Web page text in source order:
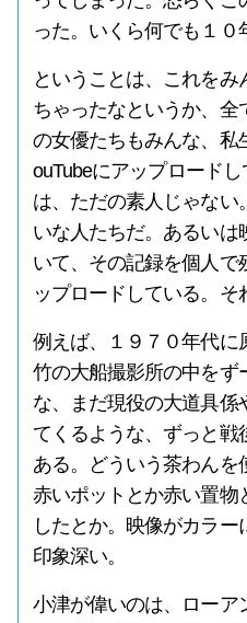
った。いくら何でも１０
ということは、これを
ちゃったなというか、
の女優たちもみんな、私
ouTubeにアップロード
は、ただの素人じゃない
いな人たちだ。あるいは
いて、その記録を個人
ップロードしている。そ
例えば、１９７０年代に
竹の大船撮影所の中をず
な、まだ現役の大道具係
てくるような、ずっと
ある。どういう茶わん
赤いポットとか赤い置物
したとか。映像がカラ
印象深い。
小津が偉いのは、ローア